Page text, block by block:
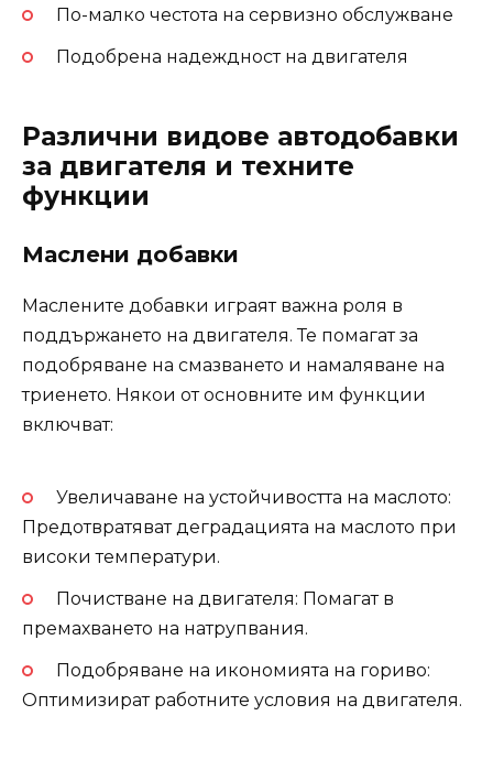
По-малко честота на сервизно обслужване
Подобрена надеждност на двигателя
Различни видове автодобавки
за двигателя и техните
функции
Маслени добавки
Маслените добавки играят важна роля в
поддържането на двигателя. Те помагат за
подобряване на смазването и намаляване на
триенето. Някои от основните им функции
включват:
Увеличаване на устойчивостта на маслото:
Предотвратяват деградацията на маслото при
високи температури.
Почистване на двигателя: Помагат в
премахването на натрупвания.
Подобряване на икономията на гориво:
Оптимизират работните условия на двигателя.